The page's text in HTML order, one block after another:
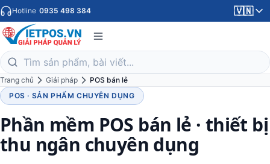
Hotline 0935 498 384 🇻🇳
Trang chủ Giải pháp
POS bán lẻ
POS · SẢN PHẨM CHUYÊN DỤNG
Phần mềm POS bán lẻ · thiết bị
thu ngân chuyên dụng